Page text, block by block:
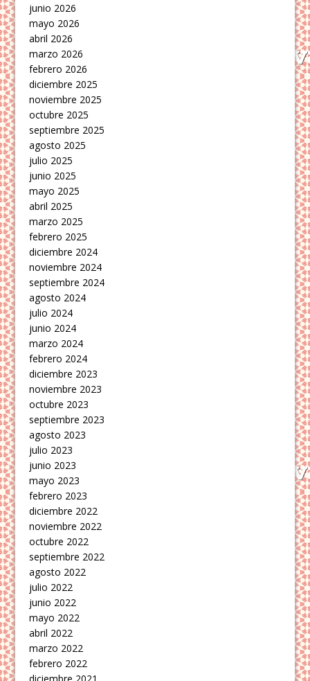
junio 2026
mayo 2026
abril 2026
marzo 2026
febrero 2026
diciembre 2025
noviembre 2025
octubre 2025
septiembre 2025
agosto 2025
julio 2025
junio 2025
mayo 2025
abril 2025
marzo 2025
febrero 2025
diciembre 2024
noviembre 2024
septiembre 2024
agosto 2024
julio 2024
junio 2024
marzo 2024
febrero 2024
diciembre 2023
noviembre 2023
octubre 2023
septiembre 2023
agosto 2023
julio 2023
junio 2023
mayo 2023
febrero 2023
diciembre 2022
noviembre 2022
octubre 2022
septiembre 2022
agosto 2022
julio 2022
junio 2022
mayo 2022
abril 2022
marzo 2022
febrero 2022
diciembre 2021